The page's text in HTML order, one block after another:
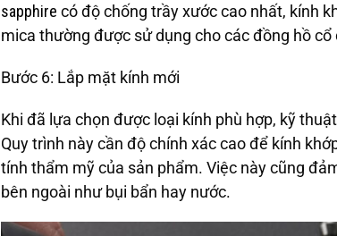
sapphire có độ chống trầy xước cao nhất, kính
mica thường được sử dụng cho các đồng hồ cổ
Bước 6: Lắp mặt kính mới
Khi đã lựa chọn được loại kính phù hợp, kỹ
Quy trình này cần độ chính xác cao để kính
tính thẩm mỹ của sản phẩm. Việc này cũng
bên ngoài như bụi bẩn hay nước.